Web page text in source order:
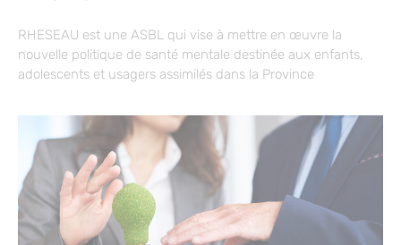
RHESEAU est une ASBL qui vise à mettre en œuvre la
nouvelle politique de santé mentale destinée aux enfants,
adolescents et usagers assimilés dans la Province